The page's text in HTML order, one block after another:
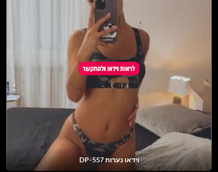
וידאו נערות DP-557